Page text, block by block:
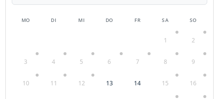
MO DI MI DO FR SA SO
1 2
3 4 5 6 7 8 9
10 11 12 13 14 15 16